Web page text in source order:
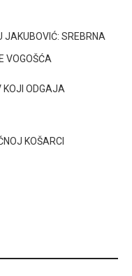
JAKUBOVIĆ: SREBRNA
VOGOŠĆA
KOJI ODGAJA
KOŠARCI